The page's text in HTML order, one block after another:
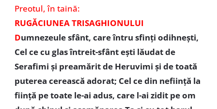
Preotul, în taină:
RUGĂCIUNEA TRISAGHIONULUI
Dumnezeule sfânt, care întru sfinți odihnești,
Cel ce cu glas întreit-sfânt ești lăudat de
Serafimi și preamărit de Heruvimi și de toată
puterea cerească adorat; Cel ce din neființă la
ființă pe toate le-ai adus, care l-ai zidit pe om